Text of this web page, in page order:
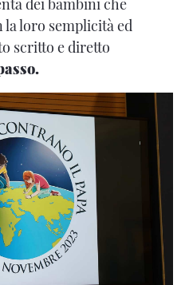
dei bambini che
loro semplicità ed
scritto e diretto